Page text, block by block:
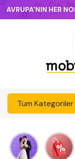
AVRUPA'NIN HER
Tüm Kategoriler